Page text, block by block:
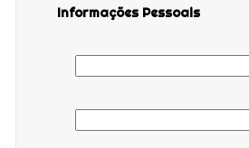
Informações Pessoais